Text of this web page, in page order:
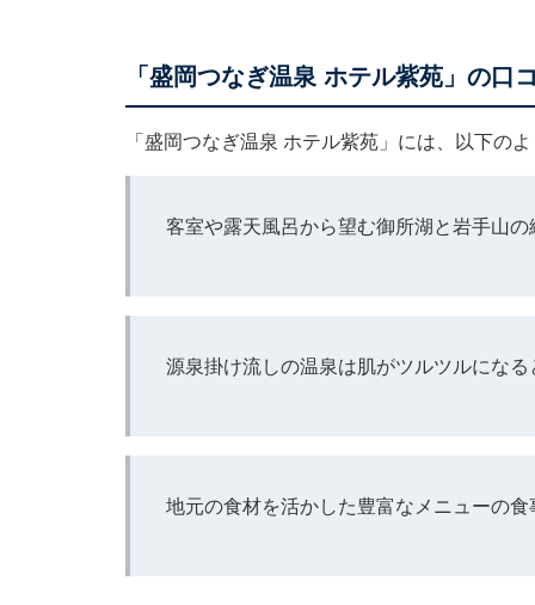
「盛岡つなぎ温泉 ホテル紫苑」の口
「盛岡つなぎ温泉 ホテル紫苑」には、以下の
客室や露天風呂から望む御所湖と岩手山
源泉掛け流しの温泉は肌がツルツルになる
地元の食材を活かした豊富なメニューの食